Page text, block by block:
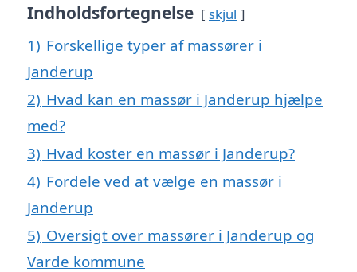
Indholdsfortegnelse skjul
1) Forskellige typer af massører i
Janderup
2) Hvad kan en massør i Janderup hjælpe
med?
3) Hvad koster en massør i Janderup?
4) Fordele ved at vælge en massør i
Janderup
5) Oversigt over massører i Janderup og
Varde kommune